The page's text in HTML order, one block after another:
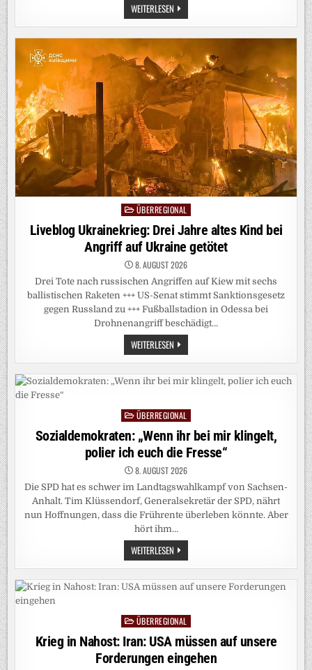
WEITERLESEN ERSTE
FAHRT:
KIA
SELTOS:
ANDERE
IST
SPIELZEUG
Posted
in
ÜBERREGIONAL
Liveblog Ukrainekrieg: Drei Jahre altes Kind bei
Angriff auf Ukraine getötet
8. AUGUST 2026
Drei Tote nach russischen Angriffen auf Kiew mit sechs
ballistischen Raketen +++ US-Senat stimmt Sanktionsgesetz
gegen Russland zu +++ Fußballstadion in Odessa bei
Drohnenangriff beschädigt…
WEITERLESEN LIVEBLOG
UKRAINEKRIEG:
DREI
JAHRE
ALTES
ANGRIFF
AUF
UKRAINE
GETÖTET
PostedÜBERREGIONAL
Sozialdemokraten: „Wenn ihr bei mir klingelt,
polier ich euch die Fresse“
8. AUGUST 2026
Die SPD hat es schwer im Landtagswahlkampf von Sachsen-
Anhalt. Tim Klüssendorf, Generalsekretär der SPD, nährt
nun Hoffnungen, dass die Frührente überleben könnte. Aber
hört ihm…
WEITERLESEN SOZIALDEMOKRATEN:
„WENN
IHR
BEI
MIR
ICH
EUCH
DIE
FRESSE“
Posted
in
ÜBERREGIONAL
Krieg in Nahost: Iran: USA müssen auf unsere
Forderungen eingehen